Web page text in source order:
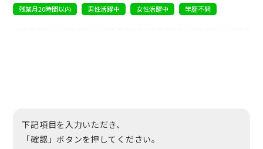
残業月20時間以内
男性活躍中 女性活躍中 学歴不問
下記項目を入力いただき、
「確認」ボタンを押してください。